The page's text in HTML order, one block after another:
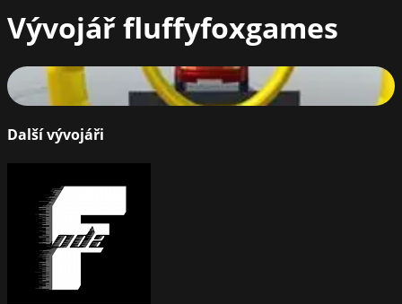
Vývojářfluffyfoxgames
Stunts Track
76
Další vývojáři